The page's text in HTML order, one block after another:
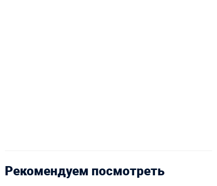
Рекомендуем посмотреть